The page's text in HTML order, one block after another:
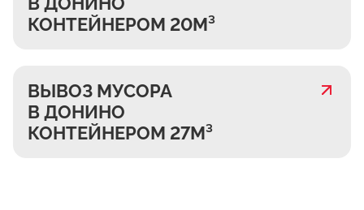
КОНТЕЙНЕРОМ 20М³
ВЫВОЗ МУСОРА
В ДОНИНО
КОНТЕЙНЕРОМ 27М³